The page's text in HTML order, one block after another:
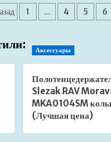
1
1 … 4 5 6
Аксессуары
Slezak RAV
MKA0104SM
(Лучшая цена)